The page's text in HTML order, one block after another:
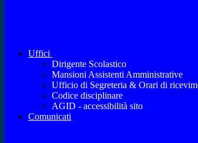
Uffici
Dirigente Scolastico
Mansioni Assistenti Amministrative
Ufficio di Segreteria & Orari di
Codice disciplinare
AGID - accessibilità sito
Comunicati